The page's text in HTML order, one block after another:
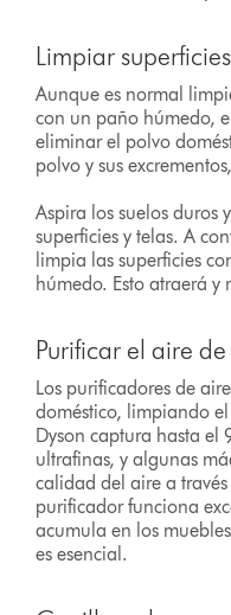
Limpiar
Aunque es normal
con un paño húmedo,
eliminar el polvo
polvo y sus
Aspira los suelos duros
superficies y telas. A
limpia las superficies
húmedo. Esto atraerá y
Purificar el aire
Los purificadores de
doméstico, limpiando
Dyson captura hasta el
ultrafinas, y algunas
calidad del aire a
purificador funciona
acumula en los
es esencial.